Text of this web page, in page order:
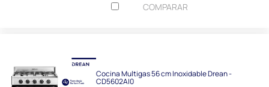
COMPARAR
Cocina Multigas 56 cm Inoxidable Drean -
CD5602AI0